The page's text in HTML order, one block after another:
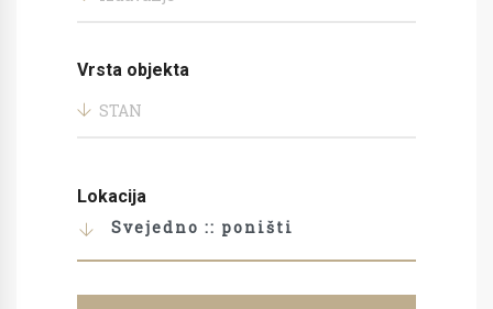
Vrsta objekta
STAN
Lokacija
Svejedno :: poništi